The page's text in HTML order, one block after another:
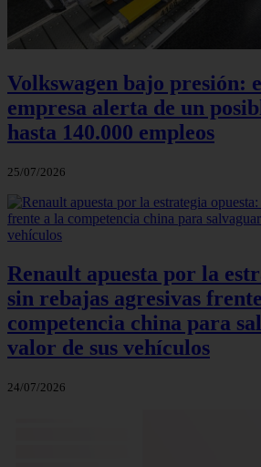
Volkswagen bajo presión:
empresa alerta de un
hasta 140.000 empleos
25/07/2026
Renault apuesta por la
sin rebajas agresivas
competencia china para
valor de sus vehículos
24/07/2026